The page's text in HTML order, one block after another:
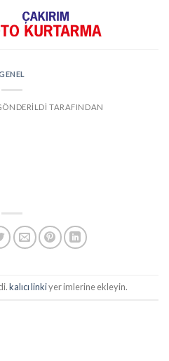
TARAFINDAN
kalıcı linkiyer imlerine ekleyin.